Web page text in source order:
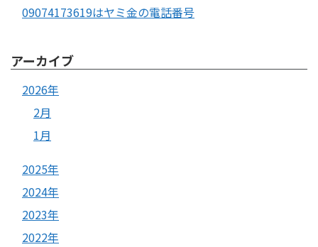
09074173619はヤミ金の電話番号
アーカイブ
2026年
2月
1月
2025年
2024年
2023年
2022年